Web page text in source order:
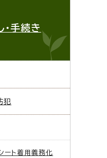
・手続き
犯
ート着用義務化